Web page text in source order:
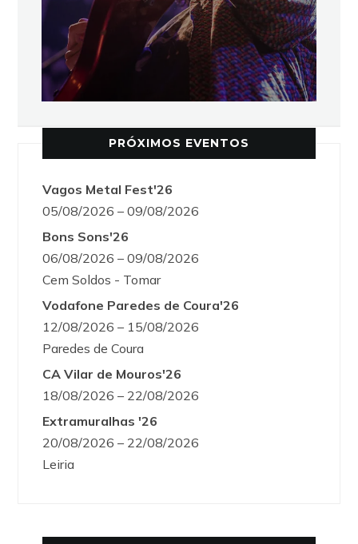
PRÓXIMOS EVENTOS
Vagos Metal Fest'26
05/08/2026 – 09/08/2026
Bons Sons'26
06/08/2026 – 09/08/2026
Cem Soldos - Tomar
Vodafone Paredes de Coura'26
12/08/2026 – 15/08/2026
Paredes de Coura
CA Vilar de Mouros'26
18/08/2026 – 22/08/2026
Extramuralhas '26
20/08/2026 – 22/08/2026
Leiria